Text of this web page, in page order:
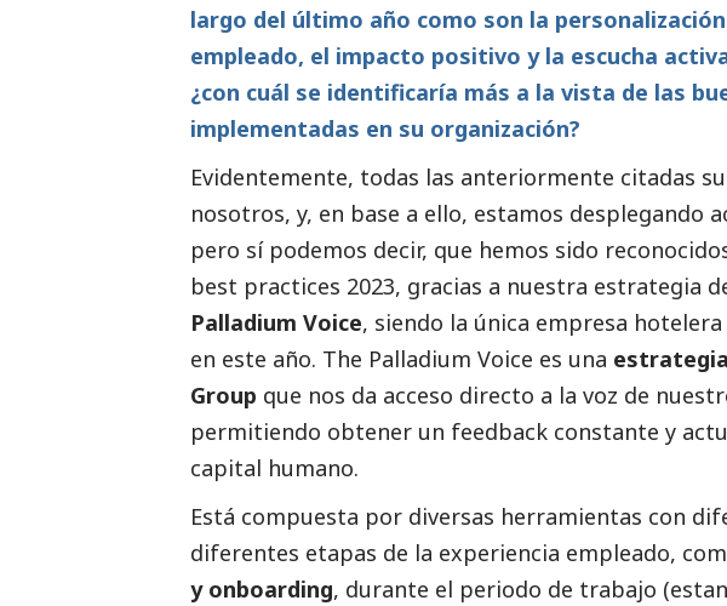
largo del último año como son la
empleado, el impacto positivo y la escucha
¿con cuál se identificaría más a la vista de las
implementadas en su organización?
Evidentemente, todas las anteriormente citadas
nosotros, y, en base a ello, estamos desplegando
pero sí podemos decir, que hemos sido
best practices 2023, gracias a nuestra estrategia
Palladium Voice, siendo la única empresa
en este año. The Palladium Voice es una
Group que nos da acceso directo a la voz de
permitiendo obtener un feedback constante y
capital humano.
Está compuesta por diversas herramientas con
diferentes etapas de la experiencia empleado,
y onboarding, durante el periodo de trabajo